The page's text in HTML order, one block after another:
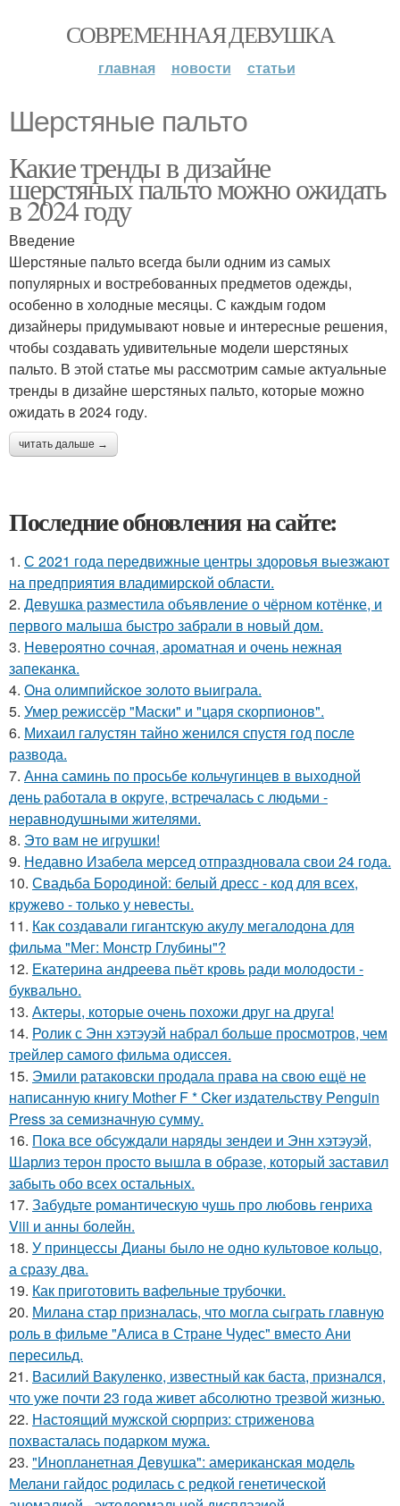
СОВРЕМЕННАЯ ДЕВУШКА
главная новости статьи
Шерстяные пальто
Какие тренды в дизайне
шерстяных пальто можно ожидать
в 2024 году
Введение
Шерстяные пальто всегда были одним из самых
популярных и востребованных предметов одежды,
особенно в холодные месяцы. С каждым годом
дизайнеры придумывают новые и интересные решения,
чтобы создавать удивительные модели шерстяных
пальто. В этой статье мы рассмотрим самые актуальные
тренды в дизайне шерстяных пальто, которые можно
ожидать в 2024 году.
читать дальше →
Последние обновления на сайте:
1. С 2021 года передвижные центры здоровья выезжают
на предприятия владимирской области.
2. Девушка разместила объявление о чёрном котёнке, и
первого малыша быстро забрали в новый дом.
3. Невероятно сочная, ароматная и очень нежная
запеканка.
4. Она олимпийское золото выиграла.
5. Умер режиссёр "Маски" и "царя скорпионов".
6. Михаил галустян тайно женился спустя год после
развода.
7. Анна саминь по просьбе кольчугинцев в выходной
день работала в округе, встречалась с людьми -
неравнодушными жителями.
8. Это вам не игрушки!
9. Недавно Изабела мерсед отпраздновала свои 24 года.
10. Свадьба Бородиной: белый дресс - код для всех,
кружево - только у невесты.
11. Как создавали гигантскую акулу мегалодона для
фильма "Мег: Монстр Глубины"?
12. Екатерина андреева пьёт кровь ради молодости -
буквально.
13. Актеры, которые очень похожи друг на друга!
14. Ролик с Энн хэтэуэй набрал больше просмотров, чем
трейлер самого фильма одиссея.
15. Эмили ратаковски продала права на свою ещё не
написанную книгу Mother F * Cker издательству Penguin
Press за семизначную сумму.
16. Пока все обсуждали наряды зендеи и Энн хэтэуэй,
Шарлиз терон просто вышла в образе, который заставил
забыть обо всех остальных.
17. Забудьте романтическую чушь про любовь генриха
Viii и анны болейн.
18. У принцессы Дианы было не одно культовое кольцо,
а сразу два.
19. Как приготовить вафельные трубочки.
20. Милана стар призналась, что могла сыграть главную
роль в фильме "Алиса в Стране Чудес" вместо Ани
пересильд.
21. Василий Вакуленко, известный как баста, признался,
что уже почти 23 года живет абсолютно трезвой жизнью.
22. Настоящий мужской сюрприз: стриженова
похвасталась подарком мужа.
23. "Инопланетная Девушка": американская модель
Мелани гайдос родилась с редкой генетической